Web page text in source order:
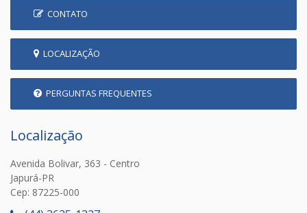
CONTATO
LOCALIZAÇÃO
PERGUNTAS FREQUENTES
Localização
Avenida Bolivar, 363 - Centro
Japurá-PR
Cep: 87225-000